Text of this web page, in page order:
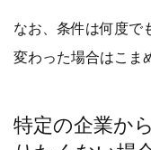
なお、条件は何度で
変わった場合はこま
特定の企業か